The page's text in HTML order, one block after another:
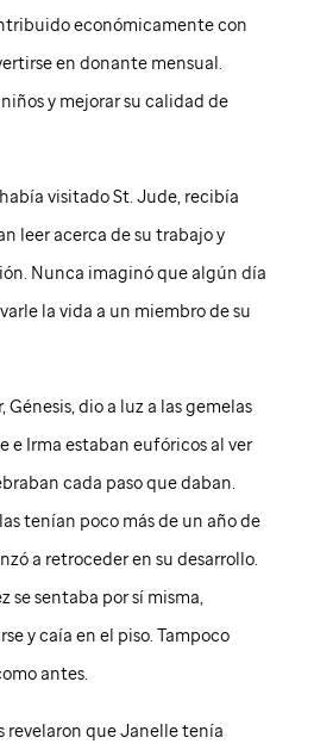
económicamente con
en donante mensual.
y mejorar su calidad de
visitadoSt. Jude, recibía
leer acerca de su trabajo y
Nunca imaginó que algún día
la vida a un miembro de su
Génesis, dio a luz a las gemelas
e Irma estaban eufóricos al ver
cada paso que daban.
tenían poco más de un año de
a retroceder en su desarrollo.
se sentaba por sí misma,
y caía en el piso. Tampoco
antes.
revelaron que Janelle tenía